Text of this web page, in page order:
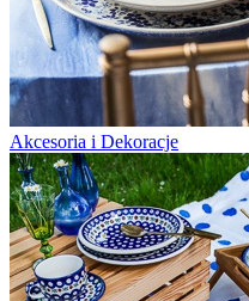
Akcesoria i Dekoracje